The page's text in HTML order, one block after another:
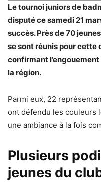
Le tournoi juniors de
disputé ce samedi 21
succès. Près de 70
se sont réunis pour
confirmant
la région.
Parmi eux, 22
ont défendu les couleurs
une ambiance à la fois
Plusieurs
jeunes du